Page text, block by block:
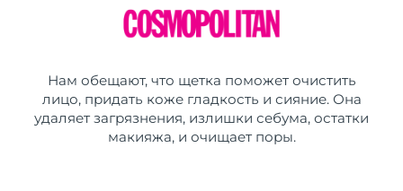
Нам обещают, что щетка поможет очистить
лицо, придать коже гладкость и сияние. Она
удаляет загрязнения, излишки себума, остатки
макияжа, и очищает поры.